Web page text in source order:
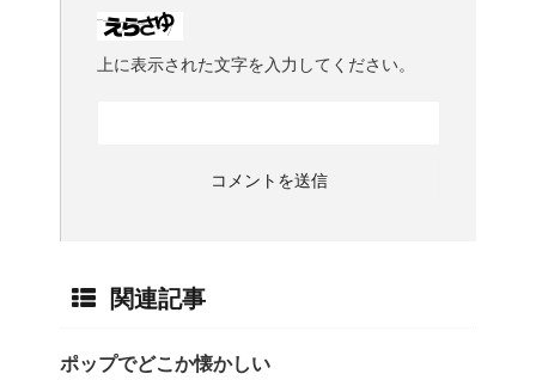
上に表示された文字を入力してください。
関連記事
ポップでどこか懐かしい